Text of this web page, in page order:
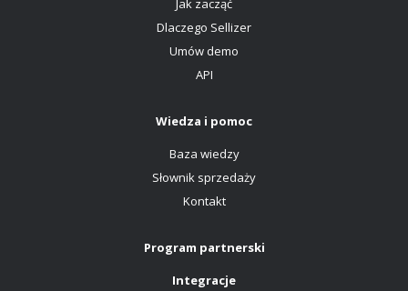
Jak zacząć
Dlaczego Sellizer
Umów demo
API
Wiedza i pomoc
Baza wiedzy
Słownik sprzedaży
Kontakt
Program partnerski
Integracje